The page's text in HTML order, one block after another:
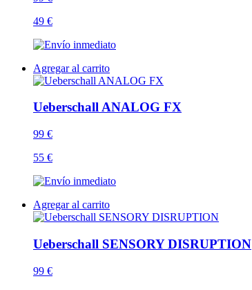
49 €
Agregar al carrito
Ueberschall ANALOG FX
99 €
55 €
Agregar al carrito
Ueberschall SENSORY DISRUPTION
99 €